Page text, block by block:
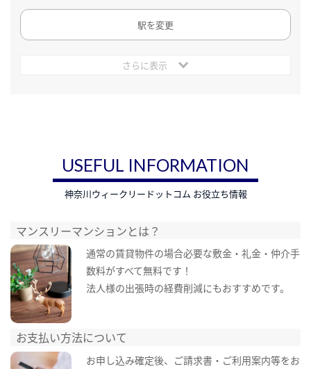
駅を変更
さらに表示
USEFUL INFORMATION
神奈川ウィークリードットコム お役立ち情報
マンスリーマンションとは？
通常の賃貸物件の場合必要な敷金・礼金・仲介手
数料がすべて無料です！
法人様の出張時の経費削減にもおすすめです。
お支払い方法について
お申し込み確定後、ご請求書・ご利用案内等をお